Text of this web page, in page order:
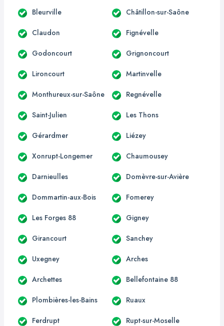
Bleurville Châtillon-sur-Saône
Claudon Fignévelle
Godoncourt Grignoncourt
Lironcourt Martinvelle
Monthureux-sur-Saône Regnévelle
Saint-Julien Les Thons
Gérardmer Liézey
Xonrupt-Longemer Chaumousey
Darnieulles Domèvre-sur-Avière
Dommartin-aux-Bois Fomerey
Les Forges 88 Gigney
Girancourt Sanchey
Uxegney Arches
Archettes Bellefontaine 88
Plombières-les-Bains Ruaux
Ferdrupt Rupt-sur-Moselle